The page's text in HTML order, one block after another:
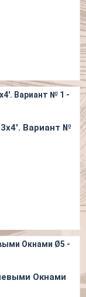
Вариант №
Окнами